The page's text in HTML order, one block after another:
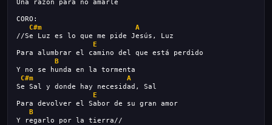
Una razón para no amarle
CORO:
C#m
A
//Se Luz es lo que me pide Jesús, Luz
E
Para alumbrar el camino del que está perdido
B
Y no se hunda en la tormenta
C#m
A
Se Sal y donde hay necesidad, Sal
E
Para devolver el Sabor de su gran amor
B
Y regarlo por la tierra//